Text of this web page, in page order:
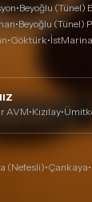
•Beyoğlu (Tünel)
•Beyoğlu (Tünel)
•Göktürk•
AVM•Kızılay•
(Nefesli)•Çankaya•